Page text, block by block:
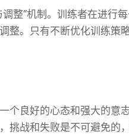
整”机制。训练者在进行
整。只有不断优化训练策
个良好的心态和强大的意
战和失败是不可避免的